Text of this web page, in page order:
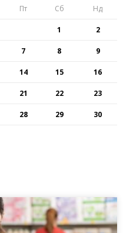
Пт Сб Нд
1 2
7 8 9
14 15 16
21 22 23
28 29 30